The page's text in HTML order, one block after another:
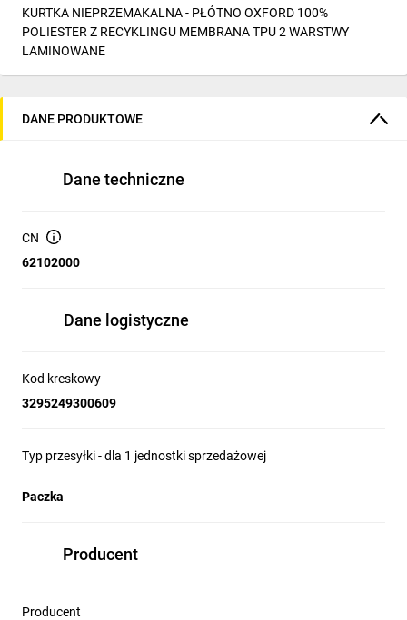
KURTKA NIEPRZEMAKALNA - PŁÓTNO OXFORD 100%
POLIESTER Z RECYKLINGU MEMBRANA TPU 2 WARSTWY
LAMINOWANE
DANE PRODUKTOWE
Dane techniczne
CN
62102000
Dane logistyczne
Kod kreskowy
3295249300609
Typ przesyłki - dla 1 jednostki sprzedażowej
Paczka
Producent
Producent